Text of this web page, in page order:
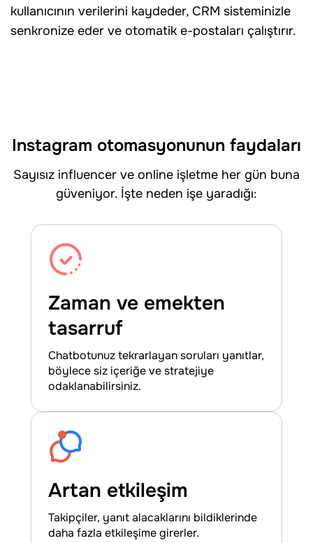
kullanıcının verilerini kaydeder, CRM sisteminizle
senkronize eder ve otomatik e-postaları çalıştırır.
Instagram otomasyonunun faydaları
Sayısız influencer ve online işletme her gün buna
güveniyor. İşte neden işe yaradığı:
Zaman ve emekten
tasarruf
Chatbotunuz tekrarlayan soruları yanıtlar,
böylece siz içeriğe ve stratejiye
odaklanabilirsiniz.
Artan etkileşim
Takipçiler, yanıt alacaklarını bildiklerinde
daha fazla etkileşime girerler.